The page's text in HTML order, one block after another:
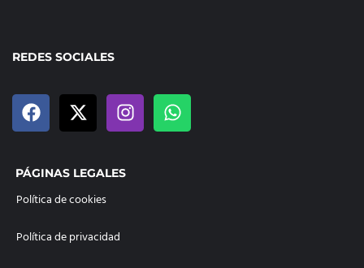
REDES SOCIALES
PÁGINAS LEGALES
Política de cookies
Política de privacidad